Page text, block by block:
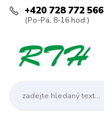
+420 728 772 566
(Po-Pá, 8-16 hod.)